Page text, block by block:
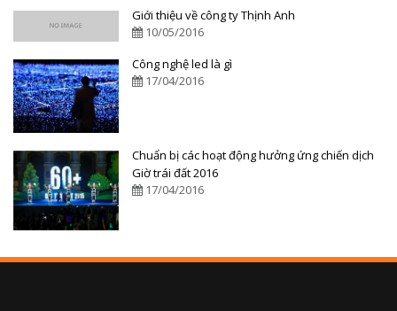
Giới thiệu về công ty Thịnh Anh
10/05/2016
Công nghệ led là gì
17/04/2016
Chuẩn bị các hoạt động hưởng ứng chiến dịch
Giờ trái đất 2016
17/04/2016